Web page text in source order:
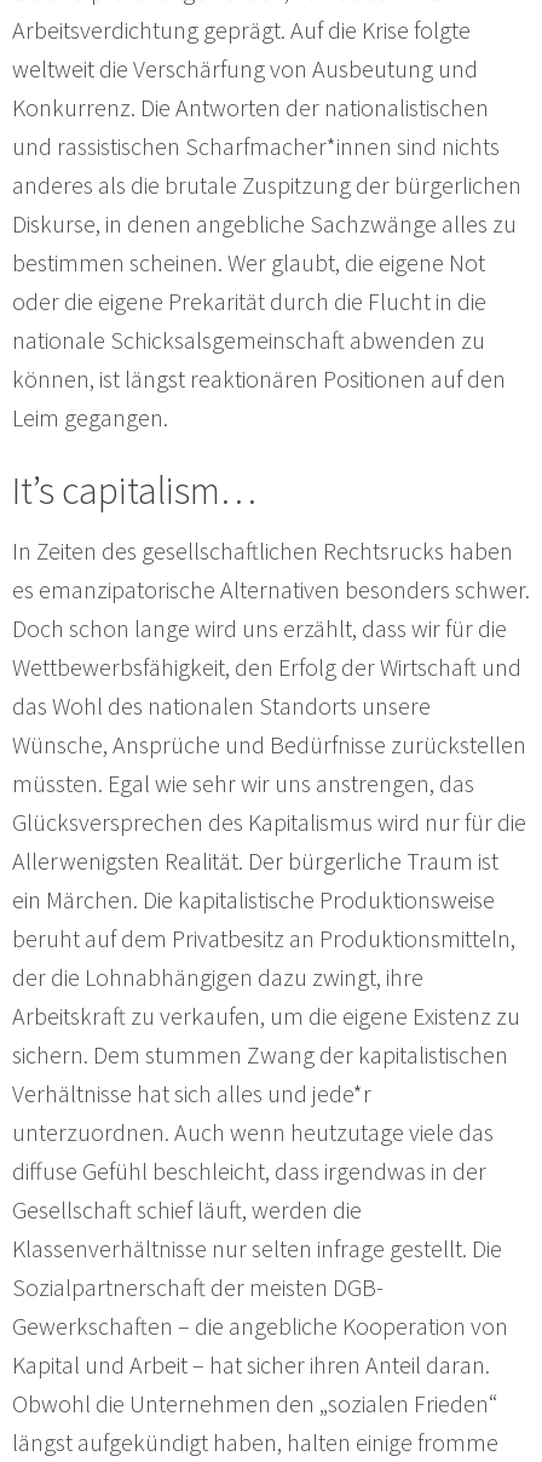
Arbeitsverdichtung geprägt. Auf die Krise folgte
weltweit die Verschärfung von Ausbeutung und
Konkurrenz. Die Antworten der nationalistischen
und rassistischen Scharfmacher*innen sind nichts
anderes als die brutale Zuspitzung der bürgerlichen
Diskurse, in denen angebliche Sachzwänge alles zu
bestimmen scheinen. Wer glaubt, die eigene Not
oder die eigene Prekarität durch die Flucht in die
nationale Schicksalsgemeinschaft abwenden zu
können, ist längst reaktionären Positionen auf den
Leim gegangen.
It’s capitalism…
In Zeiten des gesellschaftlichen Rechtsrucks haben
es emanzipatorische Alternativen besonders schwer.
Doch schon lange wird uns erzählt, dass wir für die
Wettbewerbsfähigkeit, den Erfolg der Wirtschaft und
das Wohl des nationalen Standorts unsere
Wünsche, Ansprüche und Bedürfnisse zurückstellen
müssten. Egal wie sehr wir uns anstrengen, das
Glücksversprechen des Kapitalismus wird nur für die
Allerwenigsten Realität. Der bürgerliche Traum ist
ein Märchen. Die kapitalistische Produktionsweise
beruht auf dem Privatbesitz an Produktionsmitteln,
der die Lohnabhängigen dazu zwingt, ihre
Arbeitskraft zu verkaufen, um die eigene Existenz zu
sichern. Dem stummen Zwang der kapitalistischen
Verhältnisse hat sich alles und jede*r
unterzuordnen. Auch wenn heutzutage viele das
diffuse Gefühl beschleicht, dass irgendwas in der
Gesellschaft schief läuft, werden die
Klassenverhältnisse nur selten infrage gestellt. Die
Sozialpartnerschaft der meisten DGB-
Gewerkschaften – die angebliche Kooperation von
Kapital und Arbeit – hat sicher ihren Anteil daran.
Obwohl die Unternehmen den „sozialen Frieden“
längst aufgekündigt haben, halten einige fromme